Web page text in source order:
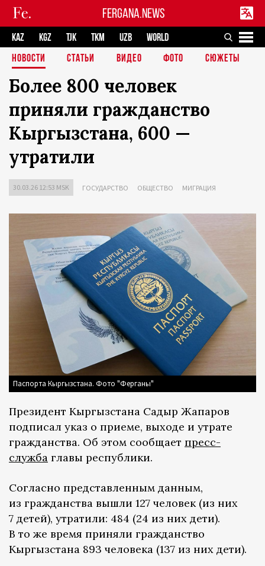
FERGANA.NEWS
KAZ KGZ TJK TKM UZB
WORLD
НОВОСТИ
СТАТЬИ ВИДЕО ФОТО СЮЖЕТЫ
Более 800 человек
приняли гражданство
Кыргызстана, 600 —
утратили
30.03.26 12:53 MSK ГОСУДАРСТВО ОБЩЕСТВО МИГРАЦИЯ
Паспорта Кыргызстана. Фото "Ферганы"
Президент Кыргызстана Садыр Жапаров
подписал указ о приеме, выходе и утрате
гражданства. Об этом сообщает пресс-
служба главы республики.
Согласно представленным данным,
из гражданства вышли 127 человек (из них
7 детей), утратили: 484 (24 из них дети).
В то же время приняли гражданство
Кыргызстана 893 человека (137 из них дети).